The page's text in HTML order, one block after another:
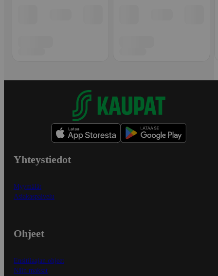
Yhteystiedot
Myymälät
Asiakaspalvelu
Ohjeet
Ensitilaajan ohjeet
Näin maksat